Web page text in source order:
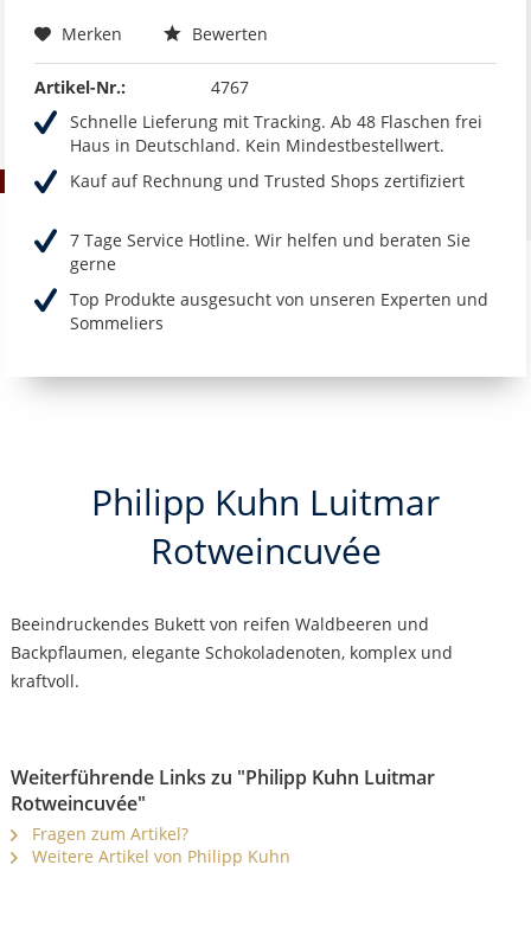
Merken Bewerten
Artikel-Nr.:
4767
Schnelle Lieferung mit Tracking. Ab 48 Flaschen frei
Haus in Deutschland. Kein Mindestbestellwert.
Kauf auf Rechnung und Trusted Shops zertifiziert
7 Tage Service Hotline. Wir helfen und beraten Sie
gerne
Top Produkte ausgesucht von unseren Experten und
Sommeliers
Philipp Kuhn Luitmar
Rotweincuvée
Beeindruckendes Bukett von reifen Waldbeeren und
Backpflaumen, elegante Schokoladenoten, komplex und
kraftvoll.
Weiterführende Links zu "Philipp Kuhn Luitmar
Rotweincuvée"
Fragen zum Artikel?
Weitere Artikel von Philipp Kuhn